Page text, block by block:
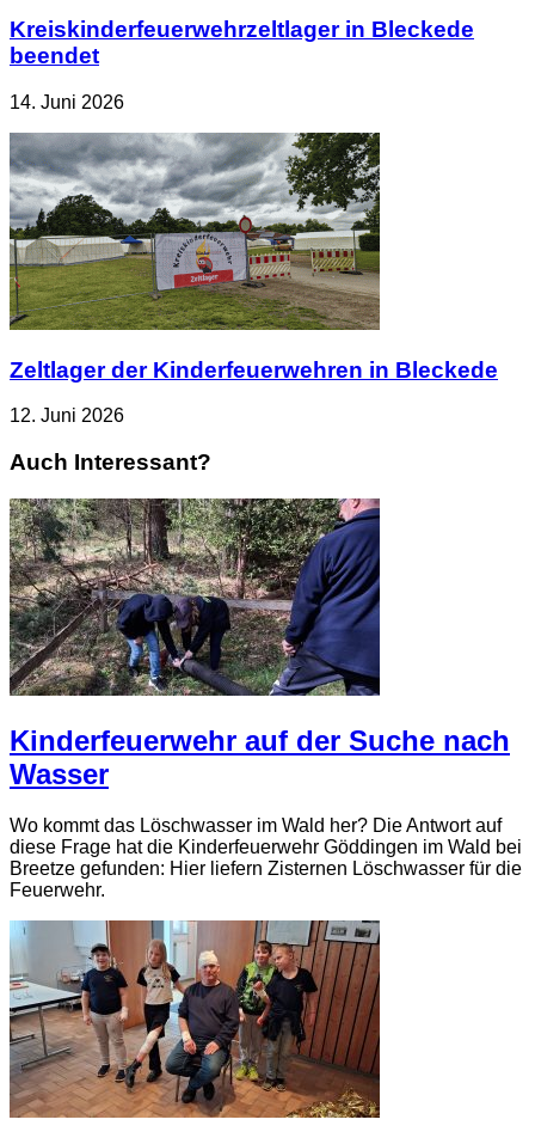
Kreiskinderfeuerwehrzeltlager in Bleckede
beendet
14. Juni 2026
Zeltlager der Kinderfeuerwehren in Bleckede
12. Juni 2026
Auch Interessant?
Kinderfeuerwehr auf der Suche nach
Wasser
Wo kommt das Löschwasser im Wald her? Die Antwort auf
diese Frage hat die Kinderfeuerwehr Göddingen im Wald bei
Breetze gefunden: Hier liefern Zisternen Löschwasser für die
Feuerwehr.